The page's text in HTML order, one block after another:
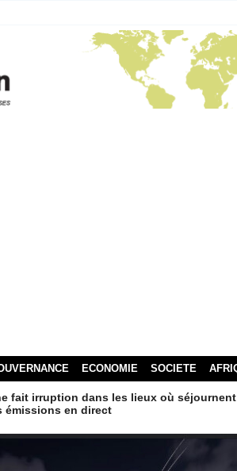
ECONOMIE SOCIETE
fait irruption dans les lieux où
émissions en direct